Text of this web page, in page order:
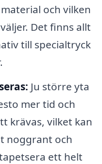
och vilken
Det finns allt
till specialtryck
Ju större yta
mer tid och
krävas, vilket kan
noggrant och
ett helt